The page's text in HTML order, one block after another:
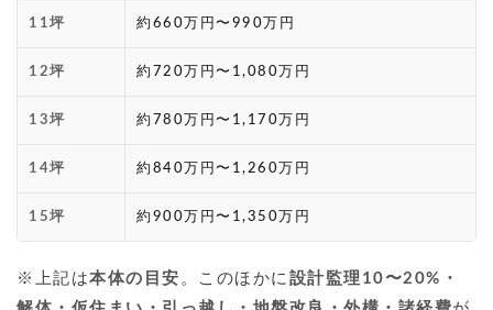
11坪 約660万円〜990万円
12坪 約720万円〜1,080万円
13坪 約780万円〜1,170万円
14坪 約840万円〜1,260万円
15坪 約900万円〜1,350万円
※上記は本体の目安 。このほかに 設計監理10〜20%・